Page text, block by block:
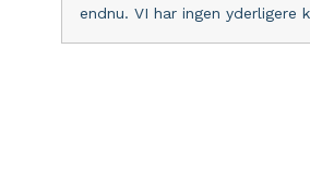
endnu. VI har ingen